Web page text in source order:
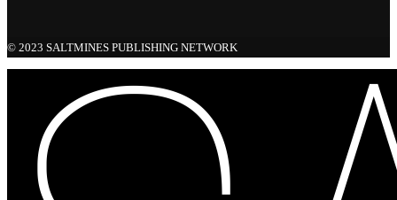
© 2023 SALTMINES PUBLISHING NETWORK